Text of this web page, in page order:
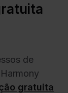
de
gratuita